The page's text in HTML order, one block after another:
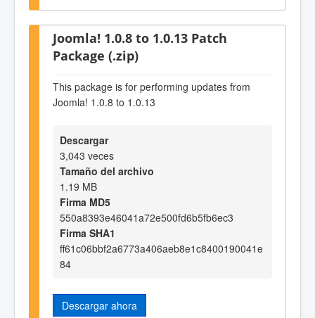
Joomla! 1.0.8 to 1.0.13 Patch
Package (.zip)
This package is for performing updates from
Joomla! 1.0.8 to 1.0.13
Descargar
3,043 veces
Tamaño del archivo
1.19 MB
Firma MD5
550a8393e46041a72e500fd6b5fb6ec3
Firma SHA1
ff61c06bbf2a6773a406aeb8e1c8400190041e
84
Descargar ahora